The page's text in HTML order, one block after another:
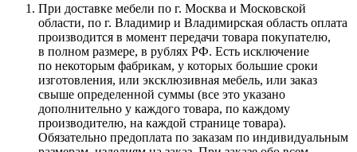
При доставке мебели по г. Москва и Московской
области, по г. Владимир и Владимирская область оплата
производится в момент передачи товара покупателю,
в полном размере, в рублях РФ. Есть исключение
по некоторым фабрикам, у которых большие сроки
изготовления, или эксклюзивная мебель, или заказ
свыше определенной суммы (все это указано
дополнительно у каждого товара, по каждому
производителю, на каждой странице товара).
Обязательно предоплата по заказам по индивидуальным